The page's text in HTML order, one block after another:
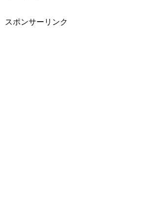
スポンサーリンク